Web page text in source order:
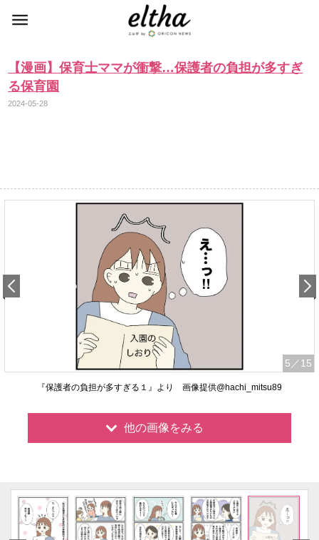
【漫画】保育士ママが衝撃…保護者の負担が多すぎ
る保育園
2024-05-28
5 ／15
『保護者の負担が多すぎる１』より 画像提供@hachi_mitsu89
他の画像をみる